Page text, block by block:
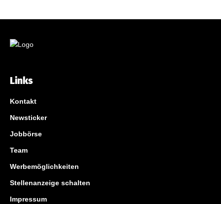
Links
Kontakt
Newsticker
Jobbörse
Team
Werbemöglichkeiten
Stellenanzeige schalten
Impressum